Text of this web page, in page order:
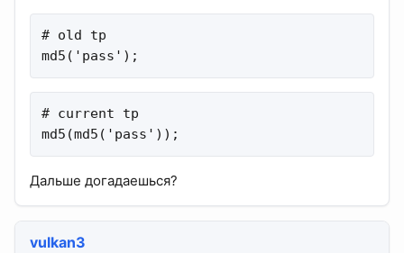
# old tp
md5('pass');
# current tp
md5(md5('pass'));
Дальше догадаешься?
vulkan3